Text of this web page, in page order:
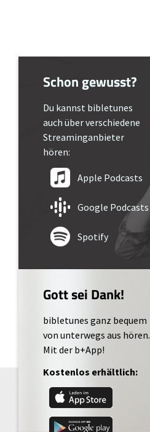
Schon gewusst?
Du kannst bibletunes
auch über verschiedene
Streaminganbieter
hören:
Apple Podcasts
Google Podcasts
Spotify
Gott sei Dank!
bibletunes ganz bequem
von unterwegs aus hören.
Mit der b+App!
Kostenlos erhältlich: